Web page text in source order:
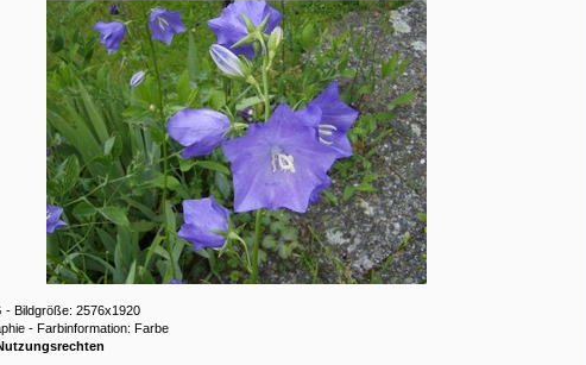
- Bildgröße: 2576x1920
- Farbinformation: Farbe